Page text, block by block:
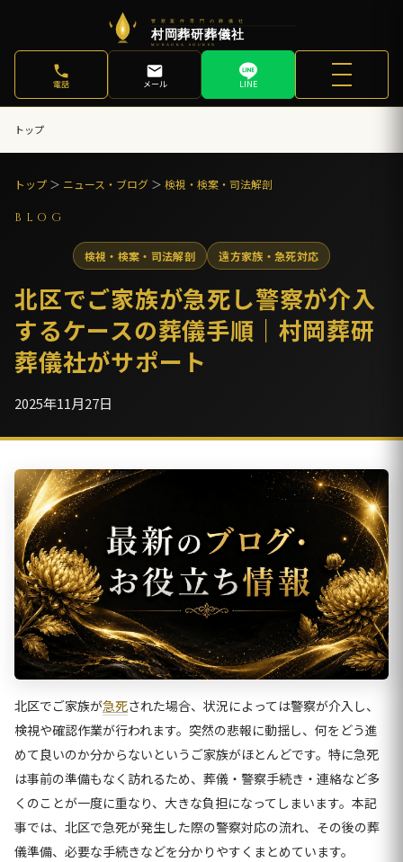
電話 メール LINE
トップ
トップ ＞ ニュース・ブログ ＞ 検視・検案・司法解剖
BLOG
検視・検案・司法解剖 遠方家族・急死対応
北区でご家族が急死し警察が介入
するケースの葬儀手順｜村岡葬研
葬儀社がサポート
2025年11月27日
北区でご家族が急死された場合、状況によっては警察が介入し、
検視や確認作業が行われます。突然の悲報に動揺し、何をどう進
めて良いのか分からないというご家族がほとんどです。特に急死
は事前の準備もなく訪れるため、葬儀・警察手続き・連絡など多
くのことが一度に重なり、大きな負担になってしまいます。本記
事では、北区で急死が発生した際の警察対応の流れ、その後の葬
儀準備、必要な手続きなどを分かりやすくまとめています。